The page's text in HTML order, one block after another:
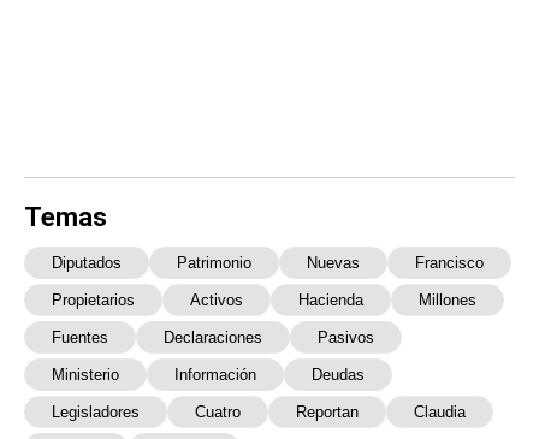
Temas
Diputados Patrimonio Nuevas Francisco
Propietarios Activos Hacienda Millones
Fuentes Declaraciones Pasivos
Ministerio Información Deudas
Legisladores Cuatro Reportan Claudia